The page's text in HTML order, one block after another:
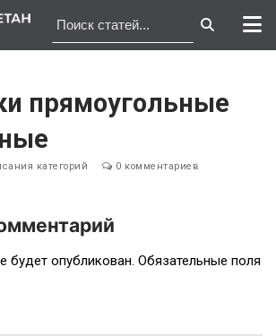
прямоугольные
категорий 0 комментариев
будет опубликован. Обязательные поля